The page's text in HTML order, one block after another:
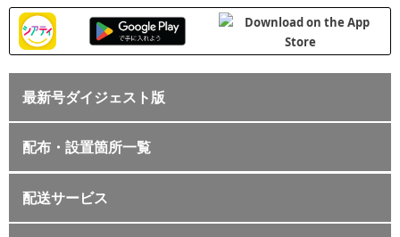
最新号ダイジェスト版
配布・設置箇所一覧
配送サービス